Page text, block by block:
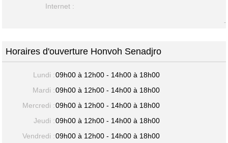
Internet :
-
Horaires d'ouverture Honvoh Senadjro
Lundi :09h00 à 12h00 - 14h00 à 18h00
Mardi :09h00 à 12h00 - 14h00 à 18h00
Mercredi :09h00 à 12h00 - 14h00 à 18h00
Jeudi :09h00 à 12h00 - 14h00 à 18h00
Vendredi :09h00 à 12h00 - 14h00 à 18h00